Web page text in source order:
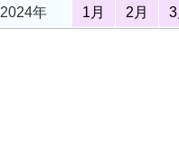
2024年
1月 2月